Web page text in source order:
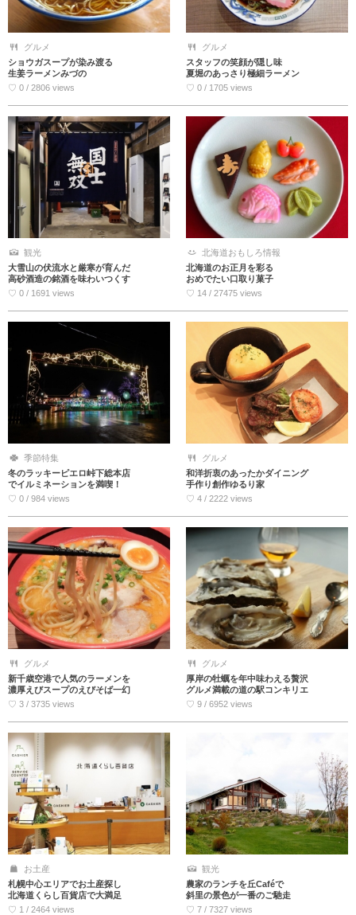
グルメ
ショウガスープが染み渡る
生姜ラーメンみづの
♡ 0 / 2806 views
グルメ
スタッフの笑顔が隠し味
夏堀のあっさり極細ラーメン
♡ 0 / 1705 views
観光
大雪山の伏流水と厳寒が育んだ
高砂酒造の銘酒を味わいつくす
♡ 0 / 1691 views
北海道おもしろ情報
北海道のお正月を彩る
おめでたい口取り菓子
♡ 14 / 27475 views
季節特集
冬のラッキーピエロ峠下総本店
でイルミネーションを満喫！
♡ 0 / 984 views
グルメ
和洋折衷のあったかダイニング
手作り創作ゆるり家
♡ 4 / 2222 views
グルメ
新千歳空港で人気のラーメンを
濃厚えびスープのえびそば一幻
♡ 3 / 3735 views
グルメ
厚岸の牡蠣を年中味わえる贅沢
グルメ満載の道の駅コンキリエ
♡ 9 / 6952 views
お土産
札幌中心エリアでお土産探し
北海道くらし百貨店で大満足
♡ 1 / 2464 views
観光
農家のランチを丘Caféで
斜里の景色が一番のご馳走
♡ 7 / 7327 views